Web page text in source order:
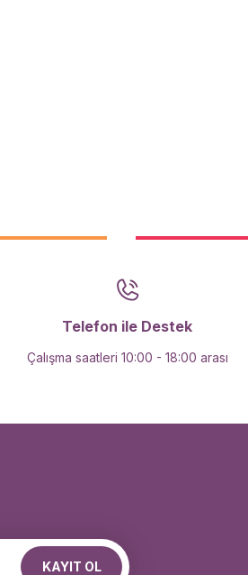
Telefon ile Destek
Çalışma saatleri 10:00 - 18:00 arası
KAYIT OL